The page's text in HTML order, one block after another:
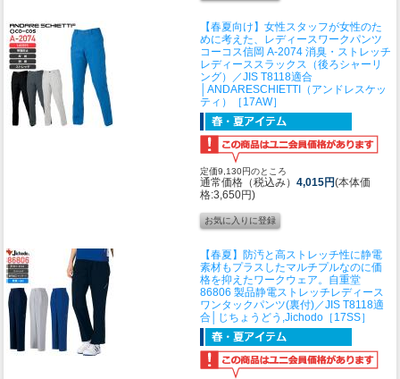
【春夏向け】女性スタッフが女性のた
めに考えた、レディースワークパンツ
コーコス信岡 A-2074 消臭・ストレッチ
レディーススラックス（後ろシャーリ
ング）／JIS T8118適合
│ANDARESCHIETTI（アンドレスケッ
ティ）［17AW］
定価9,130円のところ
通常価格（税込み） 4,015円(本体価
格:3,650円)
【春夏】防汚と高ストレッチ性に静電
素材もプラスしたマルチプルなのに価
格を抑えたワークウェア。 自重堂
86806 製品静電ストレッチレディース
ワンタックパンツ(裏付)／JIS T8118適
合│じちょうどう,Jichodo［17SS］